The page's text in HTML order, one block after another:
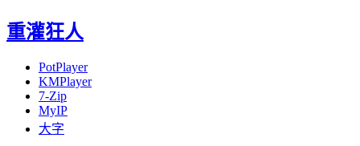
重灌狂人
PotPlayer
KMPlayer
7-Zip
MyIP
大字